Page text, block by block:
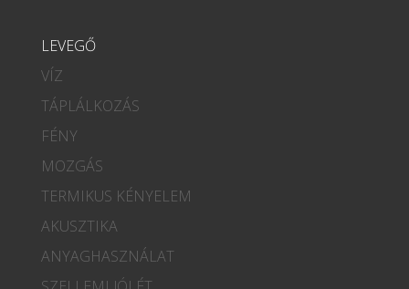
LEVEGŐ
VÍZ
TÁPLÁLKOZÁS
FÉNY
MOZGÁS
TERMIKUS KÉNYELEM
AKUSZTIKA
ANYAGHASZNÁLAT